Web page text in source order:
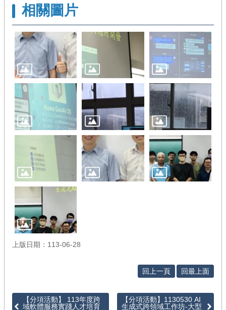
期
計
畫
件
管
考
頁
網
站
導
覽
相關圖片
上版日期：113-06-28
回上一頁 回最上面
【分項活動】 113年度跨
域軟體服務實踐人才培育
【分項活動】1130530 AI
生成式跨領域工作坊-大型